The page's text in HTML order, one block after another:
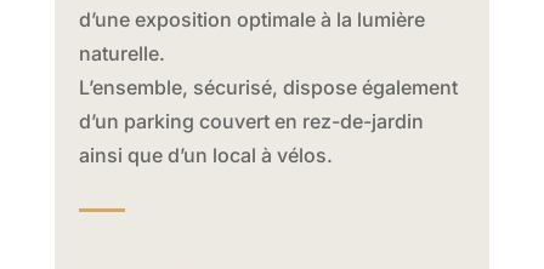
d’une exposition optimale à la lumière
naturelle.
L’ensemble, sécurisé, dispose également
d’un parking couvert en rez-de-jardin
ainsi que d’un local à vélos.